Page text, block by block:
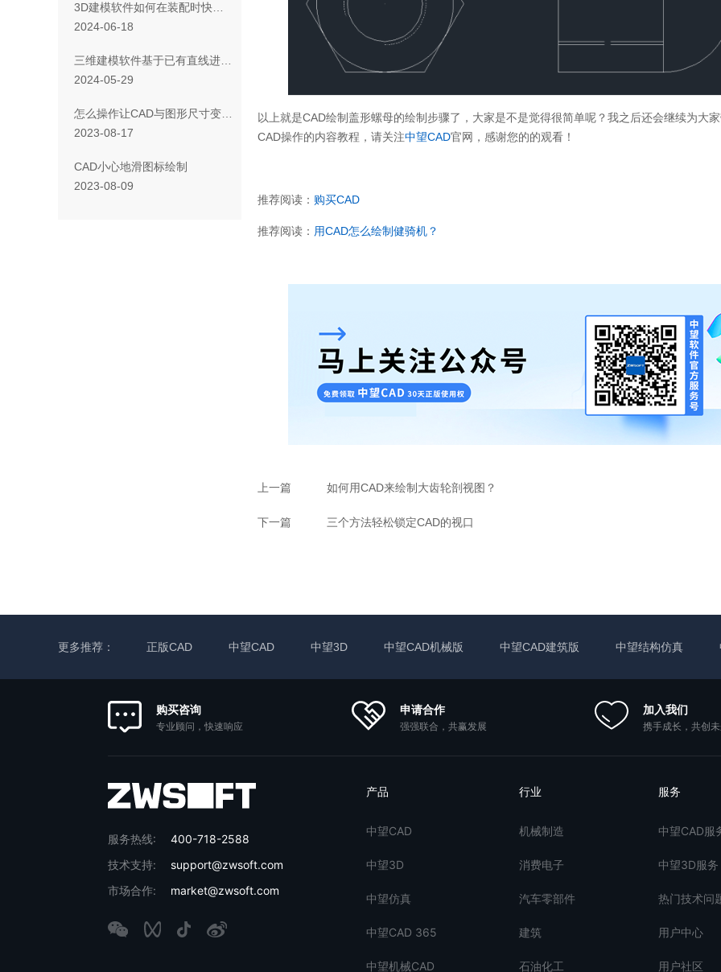
3D建模软件如何在装配时快速插入大量螺栓？
2024-06-18
三维建模软件基于已有直线进行快速布线的方法
2024-05-29
怎么操作让CAD与图形尺寸变化不匹配
2023-08-17
CAD小心地滑图标绘制
2023-08-09
以上就是CAD绘制盖形螺母的绘制步骤了，大家是不是觉得很简单呢？我之后还会继续为大
CAD操作的内容教程，请关注中望CAD官网，感谢您的的观看！
推荐阅读： 购买CAD
推荐阅读： 用CAD怎么绘制健骑机？
上一篇 如何用CAD来绘制大齿轮剖视图？
下一篇 三个方法轻松锁定CAD的视口
更多推荐： 正版CAD 中望CAD 中望3D 中望CAD机械版 中望CAD建筑版 中望结构仿真
购买咨询
专业顾问，快速响应
申请合作
强强联合，共赢发展
加入我们
携手成长，共创
服务热线:
400-718-2588
技术支持:
support@zwsoft.com
市场合作:
market@zwsoft.com
产品
中望CAD
中望3D
中望仿真
中望CAD 365
中望机械CAD
行业
机械制造
消费电子
汽车零部件
建筑
石油化工
服务
中望CAD服
中望3D服务
热门技术问
用户中心
用户社区